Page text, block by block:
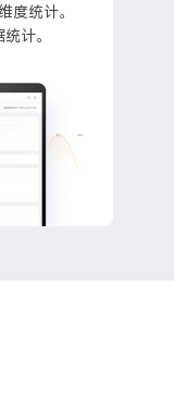
度统计。
计。